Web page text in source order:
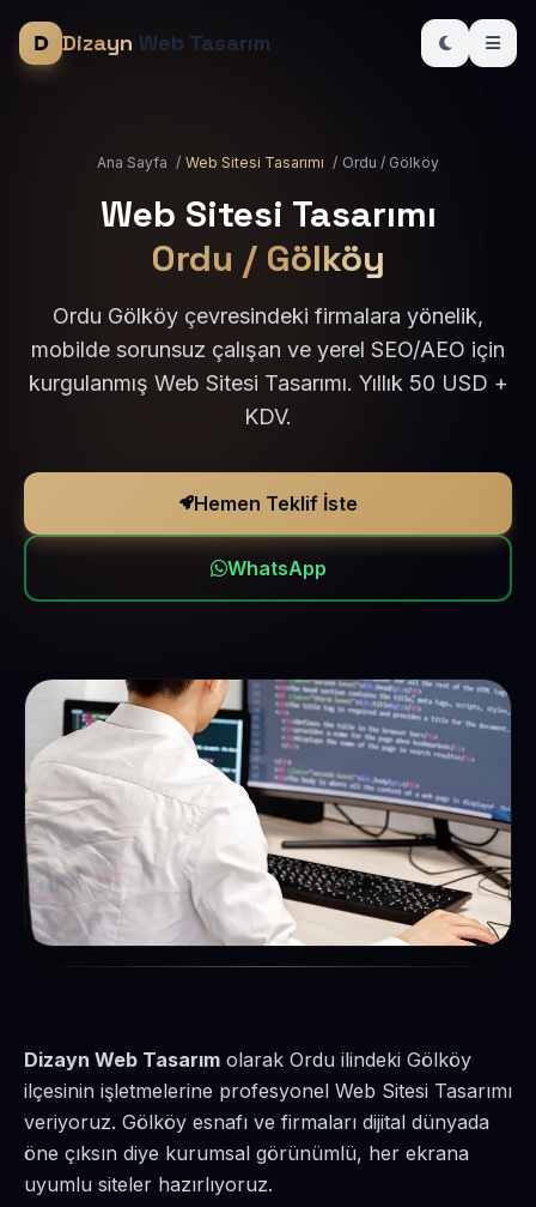
Dizayn Web Tasarım
Ana Sayfa / Web Sitesi Tasarımı / Ordu / Gölköy
Web Sitesi Tasarımı
Ordu / Gölköy
Ordu Gölköy çevresindeki firmalara yönelik,
mobilde sorunsuz çalışan ve yerel SEO/AEO için
kurgulanmış Web Sitesi Tasarımı. Yıllık 50 USD +
KDV.
Hemen Teklif İste
WhatsApp
Dizayn Web Tasarım olarak Ordu ilindeki Gölköy
ilçesinin işletmelerine profesyonel Web Sitesi Tasarımı
veriyoruz. Gölköy esnafı ve firmaları dijital dünyada
öne çıksın diye kurumsal görünümlü, her ekrana
uyumlu siteler hazırlıyoruz.